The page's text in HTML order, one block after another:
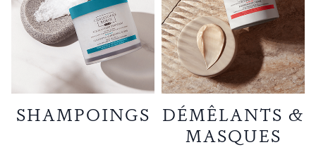
SHAMPOINGS
DÉMÊLANTS &
MASQUES